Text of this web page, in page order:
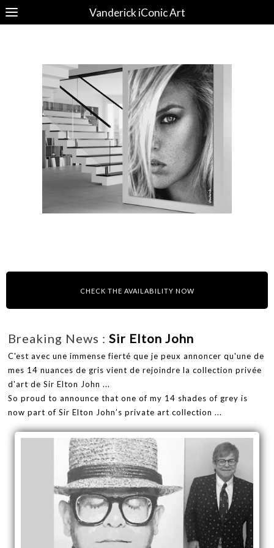
Vanderick iConic Art
CHECK THE AVAILABILITY NOW
Breaking News : Sir Elton John
C'est avec une immense fierté que je peux annoncer qu'une de
mes 14 nuances de gris vient de rejoindre la collection privée
d'art de Sir Elton John ...
So proud to announce that one of my 14 shades of grey is
now part of Sir Elton John’s private art collection ...